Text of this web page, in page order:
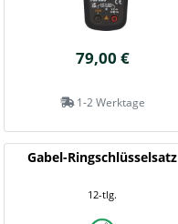
79,00 €
1-2 Werktage
Gabel-Ringschlüsselsatz
12-tlg.